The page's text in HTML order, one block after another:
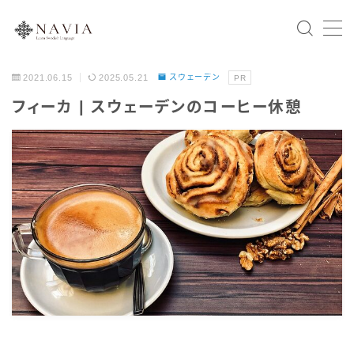
スウェーデン語文法
会話表現
北欧の国々
スウェーデン
ノルウェー
デンマーク
フィンランド
2021.06.15 2025.05.21 スウェーデン PR
フィーカ | スウェーデンのコーヒー休憩